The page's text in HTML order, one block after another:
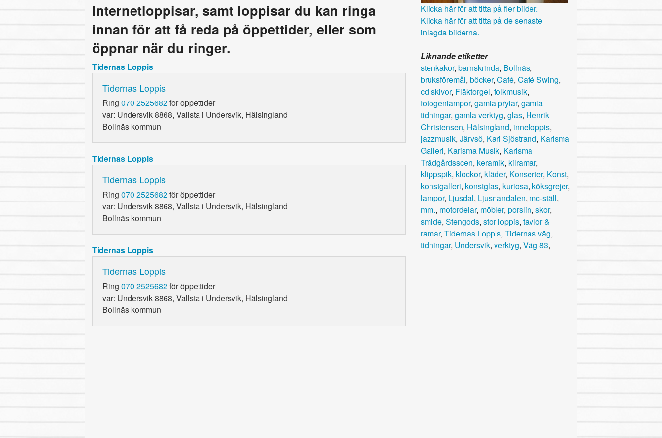
Internetloppisar, samt loppisar du kan ringa
innan för att få reda på öppettider, eller som
öppnar när du ringer.
Tidernas Loppis
Tidernas Loppis
Ring 070 2525682för öppettider
var: Undersvik 8868, Vallsta i Undersvik, Hälsingland
Bollnäs kommun
Tidernas Loppis
Tidernas Loppis
Ring 070 2525682för öppettider
var: Undersvik 8868, Vallsta i Undersvik, Hälsingland
Bollnäs kommun
Tidernas Loppis
Tidernas Loppis
Ring 070 2525682för öppettider
var: Undersvik 8868, Vallsta i Undersvik, Hälsingland
Bollnäs kommun
Klicka här för att titta på fler bilder.
Klicka här för att titta på de senaste
inlagda bilderna.
Liknande etiketter
stenkakor, barnskrinda, Bollnäs,
bruksföremål, böcker, Café, Café Swing,
cd skivor, Fläktorgel, folkmusik,
fotogenlampor, gamla prylar, gamla
tidningar, gamla verktyg, glas, Henrik
Christensen, Hälsingland, inneloppis,
jazzmusik, Järvsö, Kari Sjöstrand, Karisma
Galleri, Karisma Musik, Karisma
Trädgårdsscen, keramik, kilramar,
klippspik, klockor, kläder, Konserter, Konst,
konstgalleri, konstglas, kuriosa, köksgrejer,
lampor, Ljusdal, Ljusnandalen, mc-ställ,
mm., motordelar, möbler, porslin, skor,
smide, Stengods, stor loppis, tavlor &
ramar, Tidernas Loppis, Tidernas väg,
tidningar, Undersvik, verktyg, Väg 83,